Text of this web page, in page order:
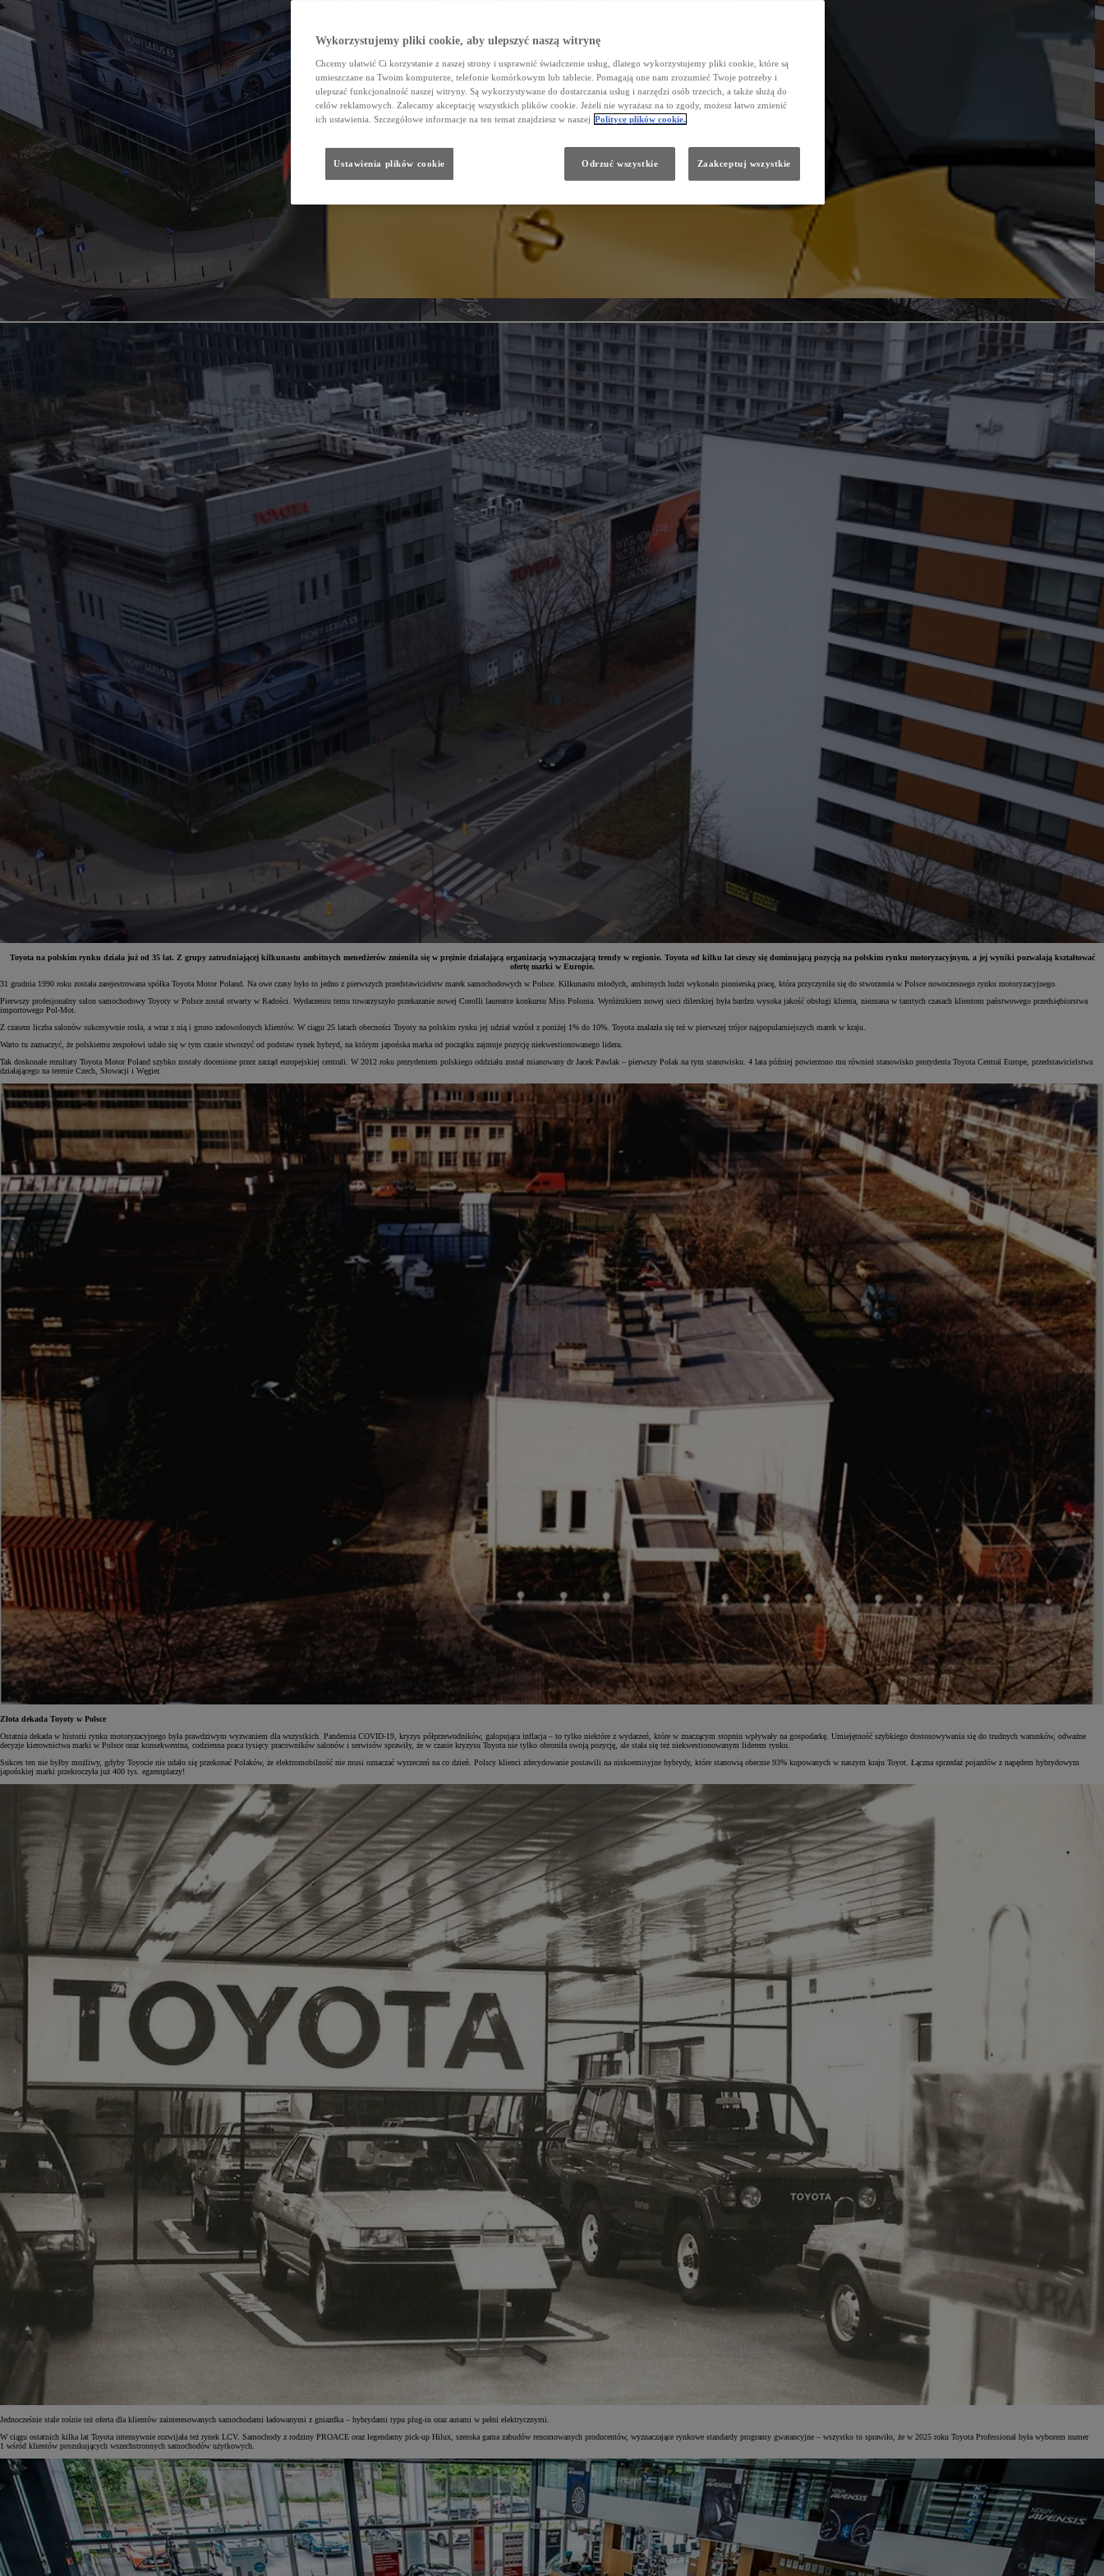
Yaris Cross
HYBRID
Toyota na polskim rynku działa już od 35 lat. Z grupy zatrudniającej kilkunastu ambitnych menedżerów zmieniła się w prężnie działającą organizacją wyznaczającą trendy w regionie. Toyota od kilku lat cieszy się dominującą pozycją na polskim rynku motoryzacyjnym, a jej wyniki pozwalają kształtować
ofertę marki w Europie.
31 grudnia 1990 roku została zarejestrowana spółka Toyota Motor Poland. Na owe czasy było to jedno z pierwszych przedstawicielstw marek samochodowych w Polsce. Kilkunastu młodych, ambitnych ludzi wykonało pionierską pracę, która przyczyniła się do stworzenia w Polsce nowoczesnego rynku motoryzacyjnego.
Pierwszy profesjonalny salon samochodowy Toyoty w Polsce został otwarty w Radości. Wydarzeniu temu towarzyszyło przekazanie nowej Corolli laureatce konkursu Miss Polonia. Wyróżnikiem nowej sieci dilerskiej była bardzo wysoka jakość obsługi klienta, nieznana w tamtych czasach klientom państwowego przedsiębiorstwa
importowego Pol-Mot.
Z czasem liczba salonów sukcesywnie rosła, a wraz z nią i grono zadowolonych klientów. W ciągu 25 latach obecności Toyoty na polskim rynku jej udział wzrósł z poniżej 1% do 10%. Toyota znalazła się też w pierwszej trójce najpopularniejszych marek w kraju.
Warto tu zaznaczyć, że polskiemu zespołowi udało się w tym czasie stworzyć od podstaw rynek hybryd, na którym japońska marka od początku zajmuje pozycję niekwestionowanego lidera.
Tak doskonałe rezultaty Toyota Motor Poland szybko zostały docenione przez zarząd europejskiej centrali. W 2012 roku prezydentem polskiego oddziału został mianowany dr Jacek Pawlak – pierwszy Polak na tym stanowisku. 4 lata później powierzono mu również stanowisko prezydenta Toyota Central Europe, przedstawicielstwa
działającego na terenie Czech, Słowacji i Węgier.
Złota dekada Toyoty w Polsce
Ostatnia dekada w historii rynku motoryzacyjnego była prawdziwym wyzwaniem dla wszystkich. Pandemia COVID-19, kryzys półprzewodników, galopująca inflacja – to tylko niektóre z wydarzeń, które w znaczącym stopniu wpływały na gospodarkę. Umiejętność szybkiego dostosowywania się do trudnych warunków, odważne
decyzje kierownictwa marki w Polsce oraz konsekwentna, codzienna praca tysięcy pracowników salonów i serwisów sprawiły, że w czasie kryzysu Toyota nie tylko obroniła swoją pozycję, ale stała się też niekwestionowanym liderem rynku.
Sukces ten nie byłby możliwy, gdyby Toyocie nie udało się przekonać Polaków, że elektromobilność nie musi oznaczać wyrzeczeń na co dzień. Polscy klienci zdecydowanie postawili na niskoemisyjne hybrydy, które stanowią obecnie 93% kupowanych w naszym kraju Toyot. Łączna sprzedaż pojazdów z napędem hybrydowym
japońskiej marki przekroczyła już 400 tys. egzemplarzy!
Jednocześnie stale rośnie też oferta dla klientów zainteresowanych samochodami ładowanymi z gniazdka – hybrydami typu plug-in oraz autami w pełni elektrycznymi.
W ciągu ostatnich kilka lat Toyota intensywnie rozwijała też rynek LCV. Samochody z rodziny PROACE oraz legendarny pick-up Hilux, szeroka gama zabudów renomowanych producentów, wyznaczające rynkowe standardy programy gwarancyjne – wszystko to sprawiło, że w 2025 roku Toyota Professional była wyborem numer
1 wśród klientów poszukujących wszechstronnych samochodów użytkowych.
Wykorzystujemy pliki cookie, aby ulepszyć naszą witrynę
Chcemy ułatwić Ci korzystanie z naszej strony i usprawnić świadczenie usług, dlatego wykorzystujemy pliki cookie, które są
umieszczane na Twoim komputerze, telefonie komórkowym lub tablecie. Pomagają one nam zrozumieć Twoje potrzeby i
ulepszać funkcjonalność naszej witryny. Są wykorzystywane do dostarczania usług i narzędzi osób trzecich, a także służą do
celów reklamowych. Zalecamy akceptację wszystkich plików cookie. Jeżeli nie wyrażasz na to zgody, możesz łatwo zmienić
ich ustawienia. Szczegółowe informacje na ten temat znajdziesz w naszej Polityce plików cookie.
Ustawienia plików cookie Odrzuć wszystkie Zaakceptuj wszystkie